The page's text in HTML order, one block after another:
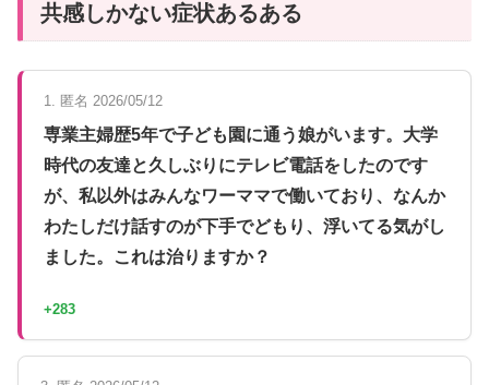
共感しかない症状あるある
1. 匿名 2026/05/12
専業主婦歴5年で子ども園に通う娘がいます。大学
時代の友達と久しぶりにテレビ電話をしたのです
が、私以外はみんなワーママで働いており、なんか
わたしだけ話すのが下手でどもり、浮いてる気がし
ました。これは治りますか？
+283